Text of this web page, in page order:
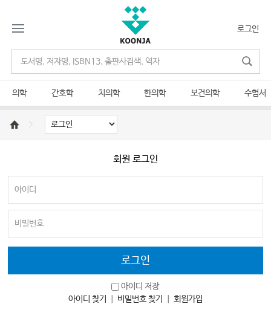
로그인
의학 간호학 치의학 한의학 보건의학 수험서
회원 로그인
아이디 저장
아이디 찾기
비밀번호 찾기 회원가입